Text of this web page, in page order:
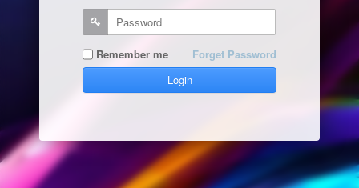
Remember me Forget Password